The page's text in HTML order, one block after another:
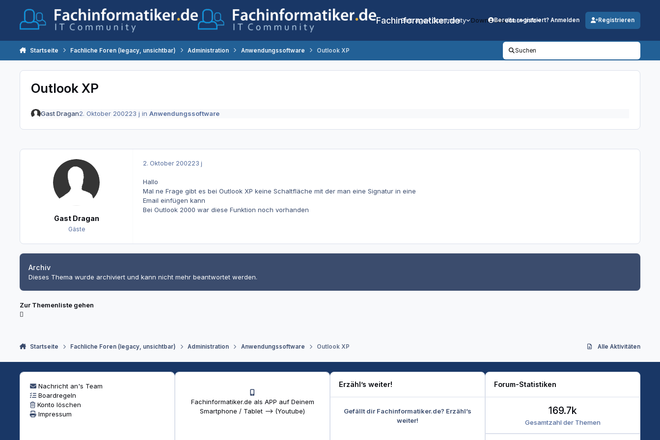
Fachinformatiker.de
Beiträge Community DownloadsJobs Info
Bereits registriert? Anmelden Registrieren
Startseite Fachliche Foren (legacy, unsichtbar) Administration Anwendungssoftware Outlook XP Suchen
Outlook XP
Gast Dragan2. Oktober 200223 j in Anwendungssoftware
Gast Dragan
Gäste
2. Oktober 200223 j
Hallo
Mal ne Frage gibt es bei Outlook XP keine Schaltfläche mit der man eine Signatur in eine
Email einfügen kann
Bei Outlook 2000 war diese Funktion noch vorhanden
Archiv
Dieses Thema wurde archiviert und kann nicht mehr beantwortet werden.
Zur Themenliste gehen
Startseite Fachliche Foren (legacy, unsichtbar) Administration Anwendungssoftware Outlook XP Alle Aktivitäten
Nachricht an's Team
Boardregeln
Konto löschen
Impressum
Fachinformatiker.de als APP auf Deinem
Smartphone / Tablet --> (Youtube)
Erzähl’s weiter!
Gefällt dir Fachinformatiker.de? Erzähl’s
weiter!
Forum-Statistiken
Gesamtzahl der Themen
169.7k